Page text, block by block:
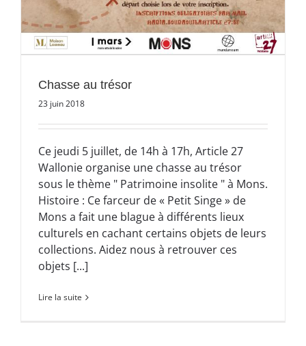
Chasse au trésor
23 juin 2018
Ce jeudi 5 juillet, de 14h à 17h, Article 27
Wallonie organise une chasse au trésor
sous le thème " Patrimoine insolite " à Mons.
Histoire : Ce farceur de « Petit Singe » de
Mons a fait une blague à différents lieux
culturels en cachant certains objets de leurs
collections. Aidez nous à retrouver ces
objets [...]
Lire la suite